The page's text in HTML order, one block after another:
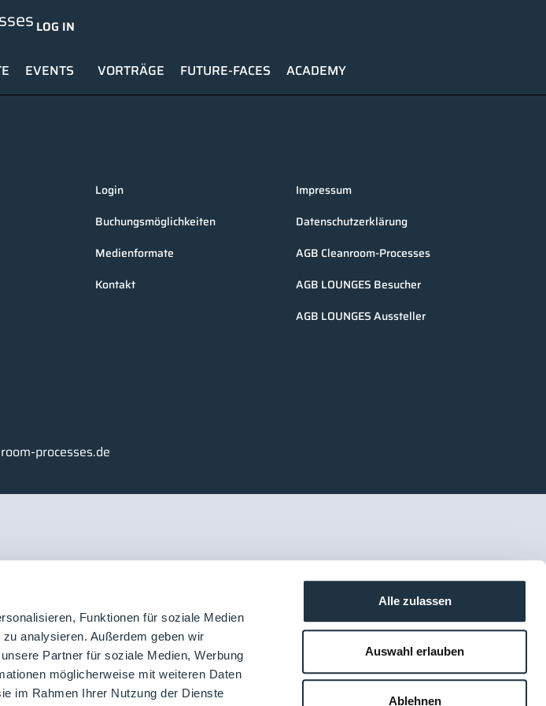
Funktionen für soziale Medien
analysieren. Außerdem geben wir
Partner für soziale Medien, Werbung
möglicherweise mit weiteren Daten
im Rahmen Ihrer Nutzung der Dienste
Alle zulassen
Auswahl erlauben
Ablehnen
LOG IN
EVENTS VORTRÄGE FUTURE-FACES ACADEMY
Login
Buchungsmöglichkeiten
Medienformate
Kontakt
Impressum
Datenschutzerklärung
AGB Cleanroom-Processes
AGB LOUNGES Besucher
AGB LOUNGES Aussteller
processes.de